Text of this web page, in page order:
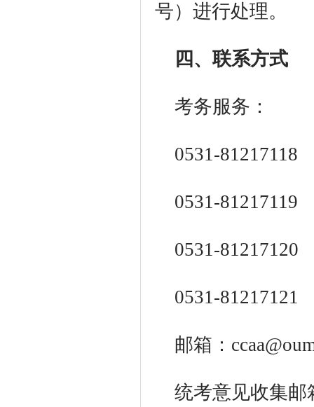
号）进行处理。
四、联系方式
考务服务：
0531-81217118
0531-81217119
0531-81217120
0531-81217121
邮箱：
统考意见收集邮